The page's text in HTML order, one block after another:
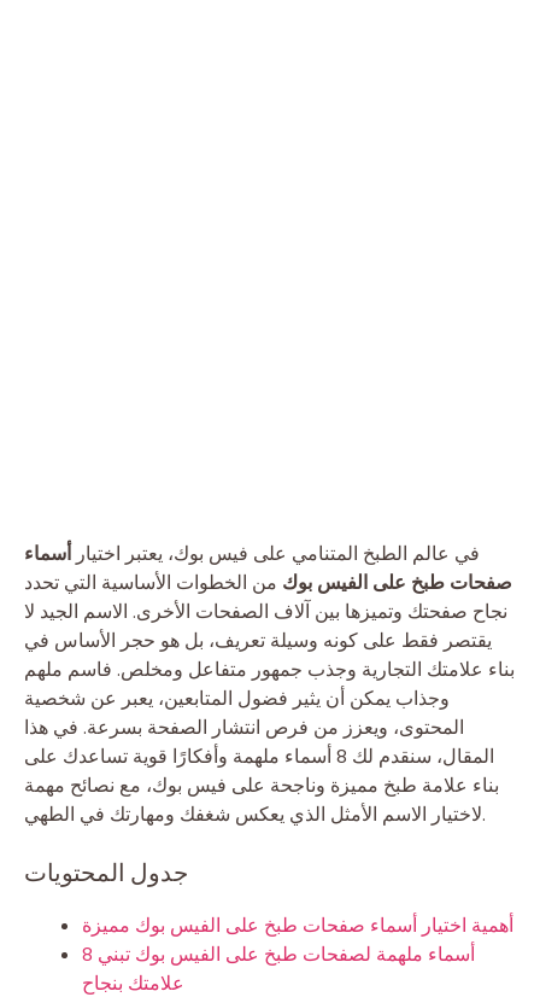
في عالم الطبخ المتنامي على فيس بوك، يعتبر اختيارأسماء
صفحات طبخ على الفيس بوك من الخطوات الأساسية التي تحدد
نجاح صفحتك وتميزها بين آلاف الصفحات الأخرى. الاسم الجيد لا
يقتصر فقط على كونه وسيلة تعريف، بل هو حجر الأساس في
بناء علامتك التجارية وجذب جمهور متفاعل ومخلص. فاسم ملهم
وجذاب يمكن أن يثير فضول المتابعين، يعبر عن شخصية
المحتوى، ويعزز من فرص انتشار الصفحة بسرعة. في هذا
المقال، سنقدم لك 8 أسماء ملهمة وأفكارًا قوية تساعدك على
بناء علامة طبخ مميزة وناجحة على فيس بوك، مع نصائح مهمة
لاختيار الاسم الأمثل الذي يعكس شغفك ومهارتك في الطهي.
جدول المحتويات
أهمية اختيار أسماء صفحات طبخ على الفيس بوك مميزة
8 أسماء ملهمة لصفحات طبخ على الفيس بوك تبني
علامتك بنجاح